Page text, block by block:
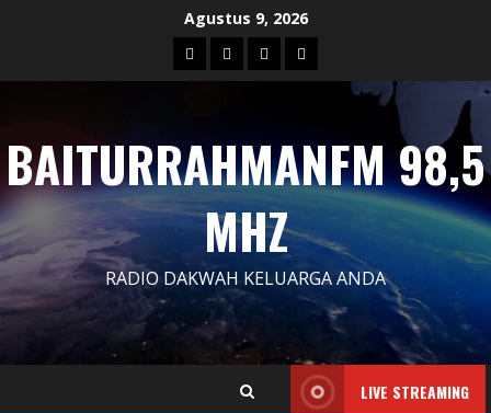
Agustus 9, 2026
Blog Contact
Us
Dengarkan
Siaran
Iklan
BAITURRAHMANFM 98,5
MHZ
RADIO DAKWAH KELUARGA ANDA
LIVE STREAMING